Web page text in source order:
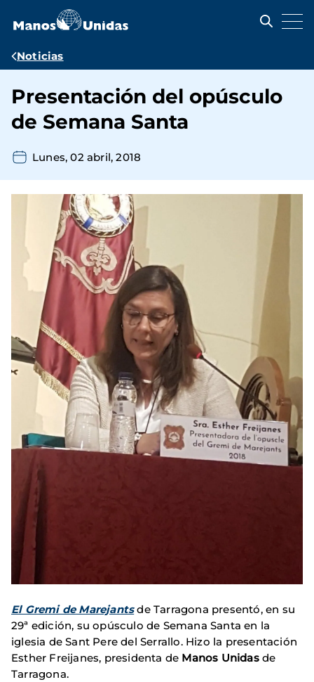
contenido
Ruta
navegación
Noticias
Presentación del opúsculo
de Semana Santa
Lunes, 02 abril, 2018
El Gremi de Marejantsde Tarragona presentó, en su
29ª edición, su opúsculo de Semana Santa en la
iglesia de Sant Pere del Serrallo. Hizo la presentación
Esther Freijanes, presidenta de Manos Unidasde
Tarragona.